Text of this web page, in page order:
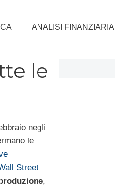
ANALISI FINANZIARIA
le
negli
le
Street
,